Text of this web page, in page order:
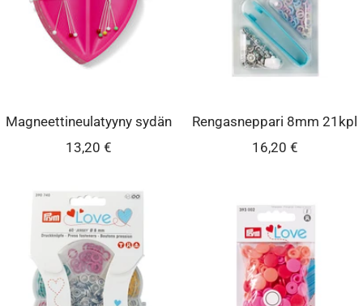
Magneettineulatyyny sydän
Alennushinta
13,20 €
Rengasneppari 8mm 21kpl
Alennushinta
16,20 €